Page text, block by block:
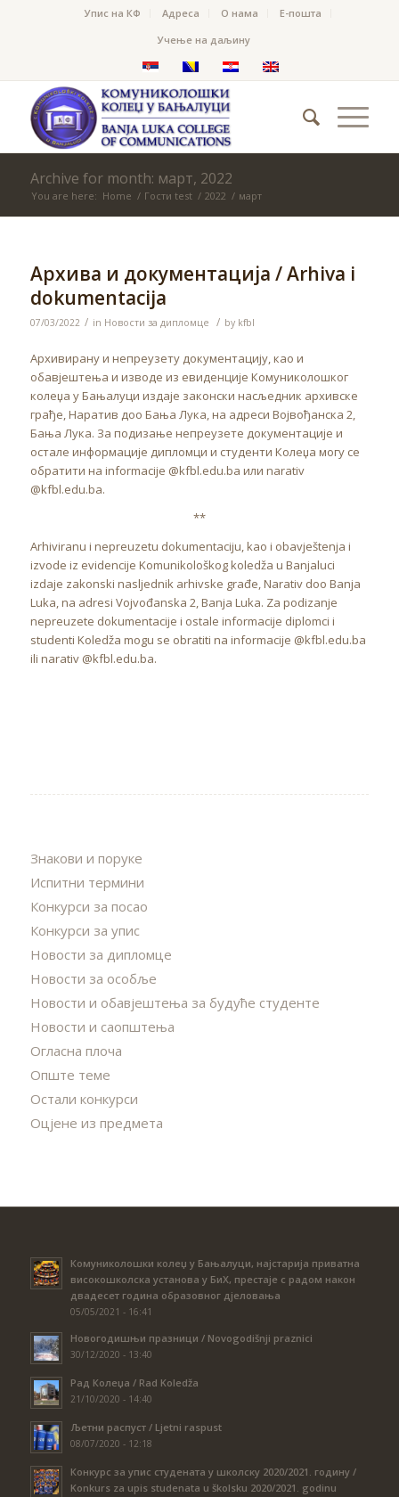
Упис на КФ Адреса О нама
Е-пошта
Учење на даљину
Archive for month: март, 2022
You are here: Home / Гости test / 2022 / март
Архива и документација / Arhiva i
dokumentacija
07/03/2022 / in Новости за дипломце / by kfbl
Архивирану и непреузету документацију, као и
обавјештења и изводе из евиденције Комуниколошког
колеџа у Бањалуци издаје законски насљедник архивске
грађе, Наратив доо Бања Лука, на адреси Војвођанска 2,
Бања Лука. За подизање непреузете документације и
остале информације дипломци и студенти Колеџа могу се
обратити на informacije @kfbl.edu.ba или narativ
@kfbl.edu.ba.
**
Arhiviranu i nepreuzetu dokumentaciju, kao i obavještenja i
izvode iz evidencije Komunikološkog koledža u Banjaluci
izdaje zakonski nasljednik arhivske građe, Narativ doo Banja
Luka, na adresi Vojvođanska 2, Banja Luka. Za podizanje
nepreuzete dokumentacije i ostale informacije diplomci i
studenti Koledža mogu se obratiti na informacije @kfbl.edu.ba
ili narativ @kfbl.edu.ba.
Знакови и поруке
Испитни термини
Конкурси за посао
Конкурси за упис
Новости за дипломце
Новости за особље
Новости и обавјештења за будуће студенте
Новости и саопштења
Огласна плоча
Опште теме
Остали конкурси
Оцјене из предмета
Комуниколошки колеџ у Бањалуци, најстарија приватна
високошколска установа у БиХ, престаје с радом након
двадесет година образовног дјеловања
05/05/2021 - 16:41
Новогодишњи празници / Novogodišnji praznici
30/12/2020 - 13:40
Рад Колеџа / Rad Koledža
21/10/2020 - 14:40
Љетни распуст / Ljetni raspust
08/07/2020 - 12:18
Конкурс за упис студената у школску 2020/2021. годину /
Konkurs za upis studenata u školsku 2020/2021. godinu